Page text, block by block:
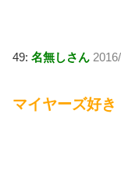
49: 名無しさん
マイヤーズ好き